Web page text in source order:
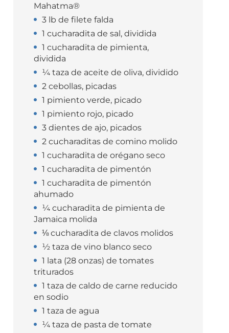
Mahatma®
3 lb de filete falda
1 cucharadita de sal, dividida
1 cucharadita de pimienta,
dividida
¼ taza de aceite de oliva, dividido
2 cebollas, picadas
1 pimiento verde, picado
1 pimiento rojo, picado
3 dientes de ajo, picados
2 cucharaditas de comino molido
1 cucharadita de orégano seco
1 cucharadita de pimentón
1 cucharadita de pimentón
ahumado
¼ cucharadita de pimienta de
Jamaica molida
⅛ cucharadita de clavos molidos
½ taza de vino blanco seco
1 lata (28 onzas) de tomates
triturados
1 taza de caldo de carne reducido
en sodio
1 taza de agua
¼ taza de pasta de tomate